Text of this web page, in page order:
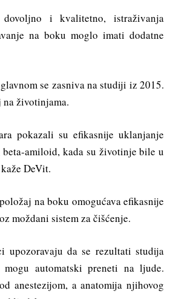
i kvalitetno, istraživanja
na boku moglo imati dodatne
se zasniva na studiji iz 2015.
na životinjama.
pokazali su efikasnije uklanjanje
amiloid, kada su životinje bile u
DeVit.
na boku omogućava efikasnije
moždani sistem za čišćenje.
upozoravaju da se rezultati studija
automatski preneti na ljude.
anestezijom, a anatomija njihovog